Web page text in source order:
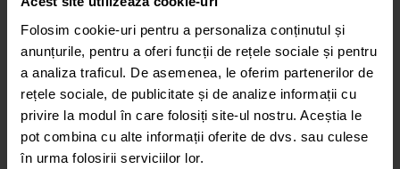
Folosim cookie-uri pentru a personaliza conținutul și
anunțurile, pentru a oferi funcții de rețele sociale și pentru
a analiza traficul. De asemenea, le oferim partenerilor de
rețele sociale, de publicitate și de analize informații cu
privire la modul în care folosiți site-ul nostru. Aceștia le
pot combina cu alte informații oferite de dvs. sau culese
în urma folosirii serviciilor lor.
Nume*
Email*